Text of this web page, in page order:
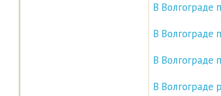
В Волгограде
В Волгограде
В Волгограде
В Волгограде